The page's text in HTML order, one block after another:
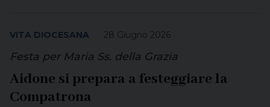
28 Giugno 2026
VITA DIOCESANA
Festa per Maria Ss. della Grazia
Aidone si prepara a festeggiare la
Compatrona